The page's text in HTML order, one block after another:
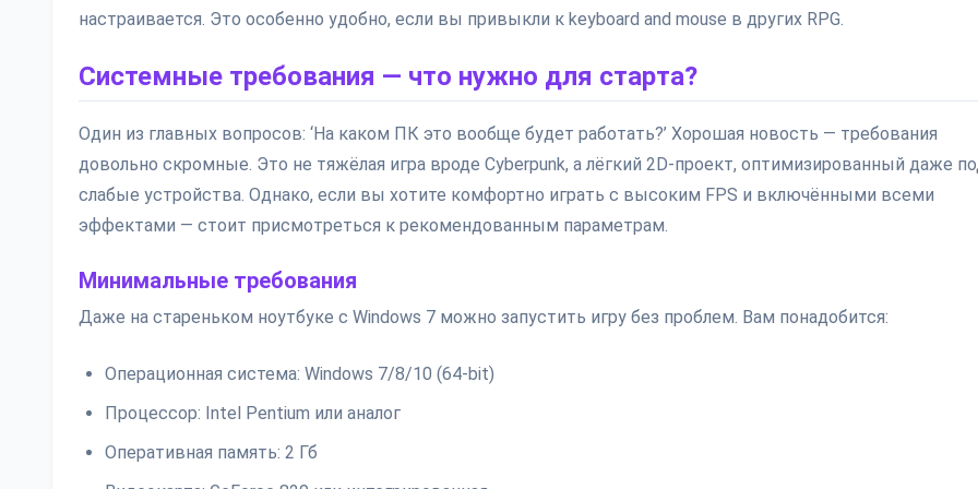
настраивается. Это особенно удобно, если вы привыкли к keyboard and mouse в других RPG.
Системные требования — что нужно для старта?
Один из главных вопросов: ‘На каком ПК это вообще будет работать?’ Хорошая новость — требования
довольно скромные. Это не тяжёлая игра вроде Cyberpunk, а лёгкий 2D-проект, оптимизированный даже
слабые устройства. Однако, если вы хотите комфортно играть с высоким FPS и включёнными всеми
эффектами — стоит присмотреться к рекомендованным параметрам.
Минимальные требования
Даже на стареньком ноутбуке с Windows 7 можно запустить игру без проблем. Вам понадобится:
Операционная система: Windows 7/8/10 (64-bit)
Процессор: Intel Pentium или аналог
Оперативная память: 2 Гб